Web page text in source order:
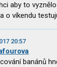
aby to
o víkendu
20:57
banánů